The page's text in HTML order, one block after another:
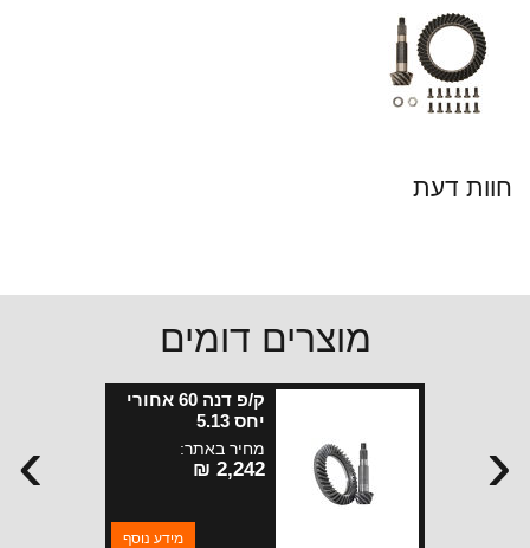
חוות דעת
מוצרים דומים
ק/פ דנה 60 אחורי
יחס 5.13
מחיר באתר:
2,242 ₪
מידע נוסף
› ‹